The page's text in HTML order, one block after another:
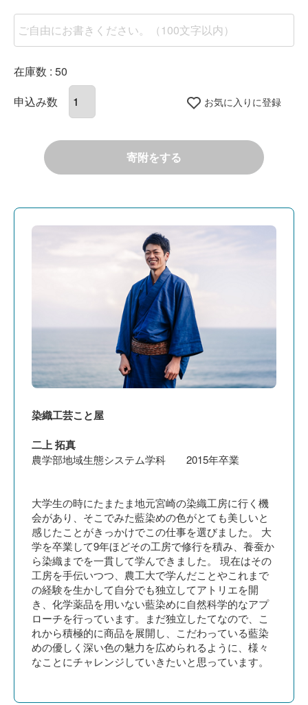
在庫数 50
お気に入りに登録
寄附をする
染織工芸こと屋
二上 拓真
農学部地域生態システム学科 2015年卒業
大学生の時にたまたま地元宮崎の染織工房に行く機
会があり、そこでみた藍染めの色がとても美しいと
感じたことがきっかけでこの仕事を選びました。 大
学を卒業して9年ほどその工房で修行を積み、養蚕か
ら染織までを一貫して学んできました。 現在はその
工房を手伝いつつ、農工大で学んだことやこれまで
の経験を生かして自分でも独立してアトリエを開
き、化学薬品を用いない藍染めに自然科学的なアプ
ローチを行っています。まだ独立したてなので、こ
れから積極的に商品を展開し、こだわっている藍染
めの優しく深い色の魅力を広められるように、様々
なことにチャレンジしていきたいと思っています。